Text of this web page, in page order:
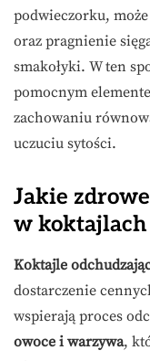
podwieczorku,
oraz pragnienie
smakołyki. W ten
pomocnym
zachowaniu
uczuciu sytości.
Jakie
w koktajlach
Koktajle
dostarczenie
wspierają proces
owoce i warzywa,